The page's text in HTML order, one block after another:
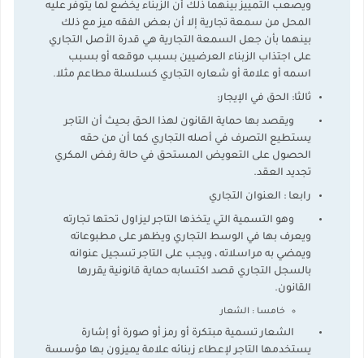
ويصعب التمييز بينهما ذلك أن الزبناء يخضع لما يتوفر عليه
المحل من سمعة تجارية إلا أن بعض الفقه ميز مع ذلك
بينهما بأن جعل السمعة التجارية هي قدرة الأصل التجاري
على اجتذاب الزبناء العرضيين بسبب موقعه أو بسبب
اسمه أو علامة أو شعاره التجاري كسلسلة مطاعم مثلا.
ثالثا: الحق في الإيجار:
ويقصد بها حماية القانون لهذا الحق بحيث أن التاجر
يستطيع التصرف في أصله التجاري كما أن من حقه
الحصول على التعويض المستحق في حالة رفض المكري
تجديد العقد.
رابعا : العنوان التجاري
وهو التسمية التي يتخذها التاجر ليزاول تحتها تجارته
ويعرف بها في الوسط التجاري ويظهر على مطبوعاته
ويمضي به مراسلاته ، ويجب على التاجر تسجيل عنوانه
بالسجل التجاري قصد اكتسابه حماية قانونية يقررها
القانون.
خامسا : الشعار
الشعار تسمية مبتكرة أو رمز أو صورة أو إشارة
يستخدمها التاجر لإعطاء زبنائه علامة يميزون بها مؤسسة